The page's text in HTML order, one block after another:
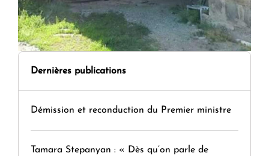
Dernières publications
Démission et reconduction du Premier ministre
Tamara Stepanyan : « Dès qu’on parle de